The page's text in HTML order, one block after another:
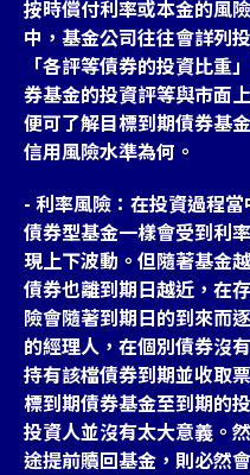
按時償付利率或本金的風
中，基金公司往往會詳列
「各評等債券的投資比重
券基金的投資評等與市面
便可了解目標到期債券基
信用風險水準為何。
- 利率風險：在投資過程
債券型基金一樣會受到利
現上下波動。但隨著基金
債券也離到期日越近，在
險會隨著到期日的到來而
的經理人，在個別債券沒
持有該檔債券到期並收取
標到期債券基金至到期的
投資人並沒有太大意義。
途提前贖回基金，則必然